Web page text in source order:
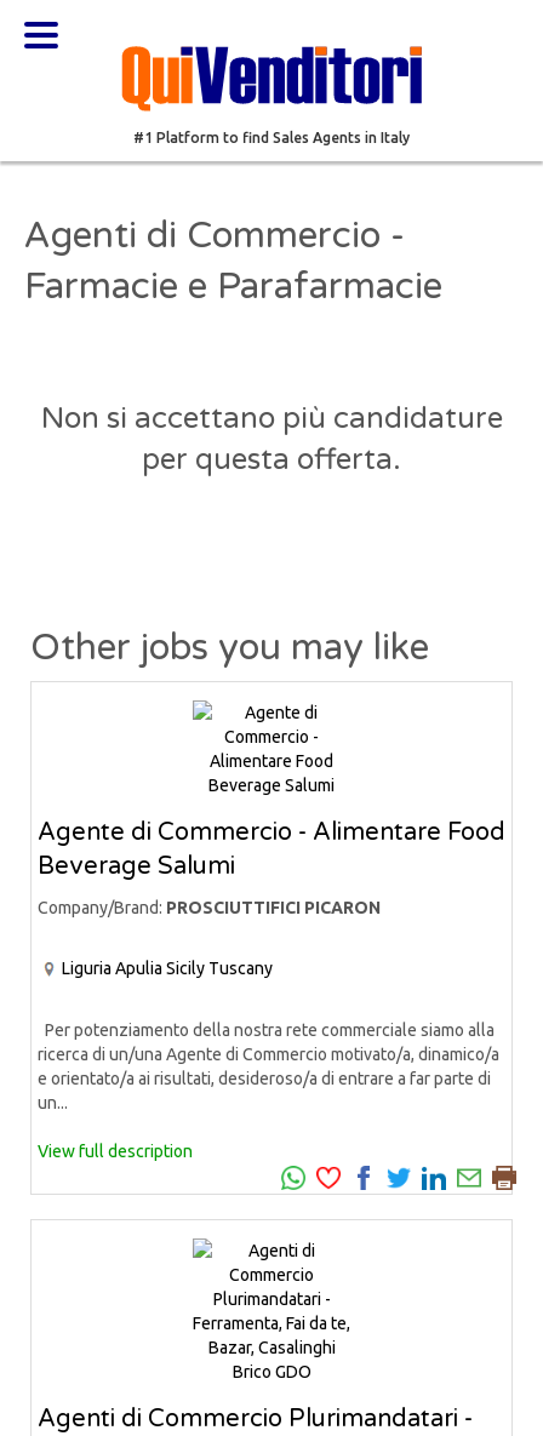
#1 Platform to find Sales Agents in Italy
Agenti di Commercio -
Farmacie e Parafarmacie
Non si accettano più candidature
per questa offerta.
Other jobs you may like
Agente di Commercio - Alimentare Food
Beverage Salumi
Company/Brand: PROSCIUTTIFICI PICARON
Liguria Apulia Sicily Tuscany
Per potenziamento della nostra rete commerciale siamo alla
ricerca di un/una Agente di Commercio motivato/a, dinamico/a
e orientato/a ai risultati, desideroso/a di entrare a far parte di
un...
View full description
Agenti di Commercio Plurimandatari -